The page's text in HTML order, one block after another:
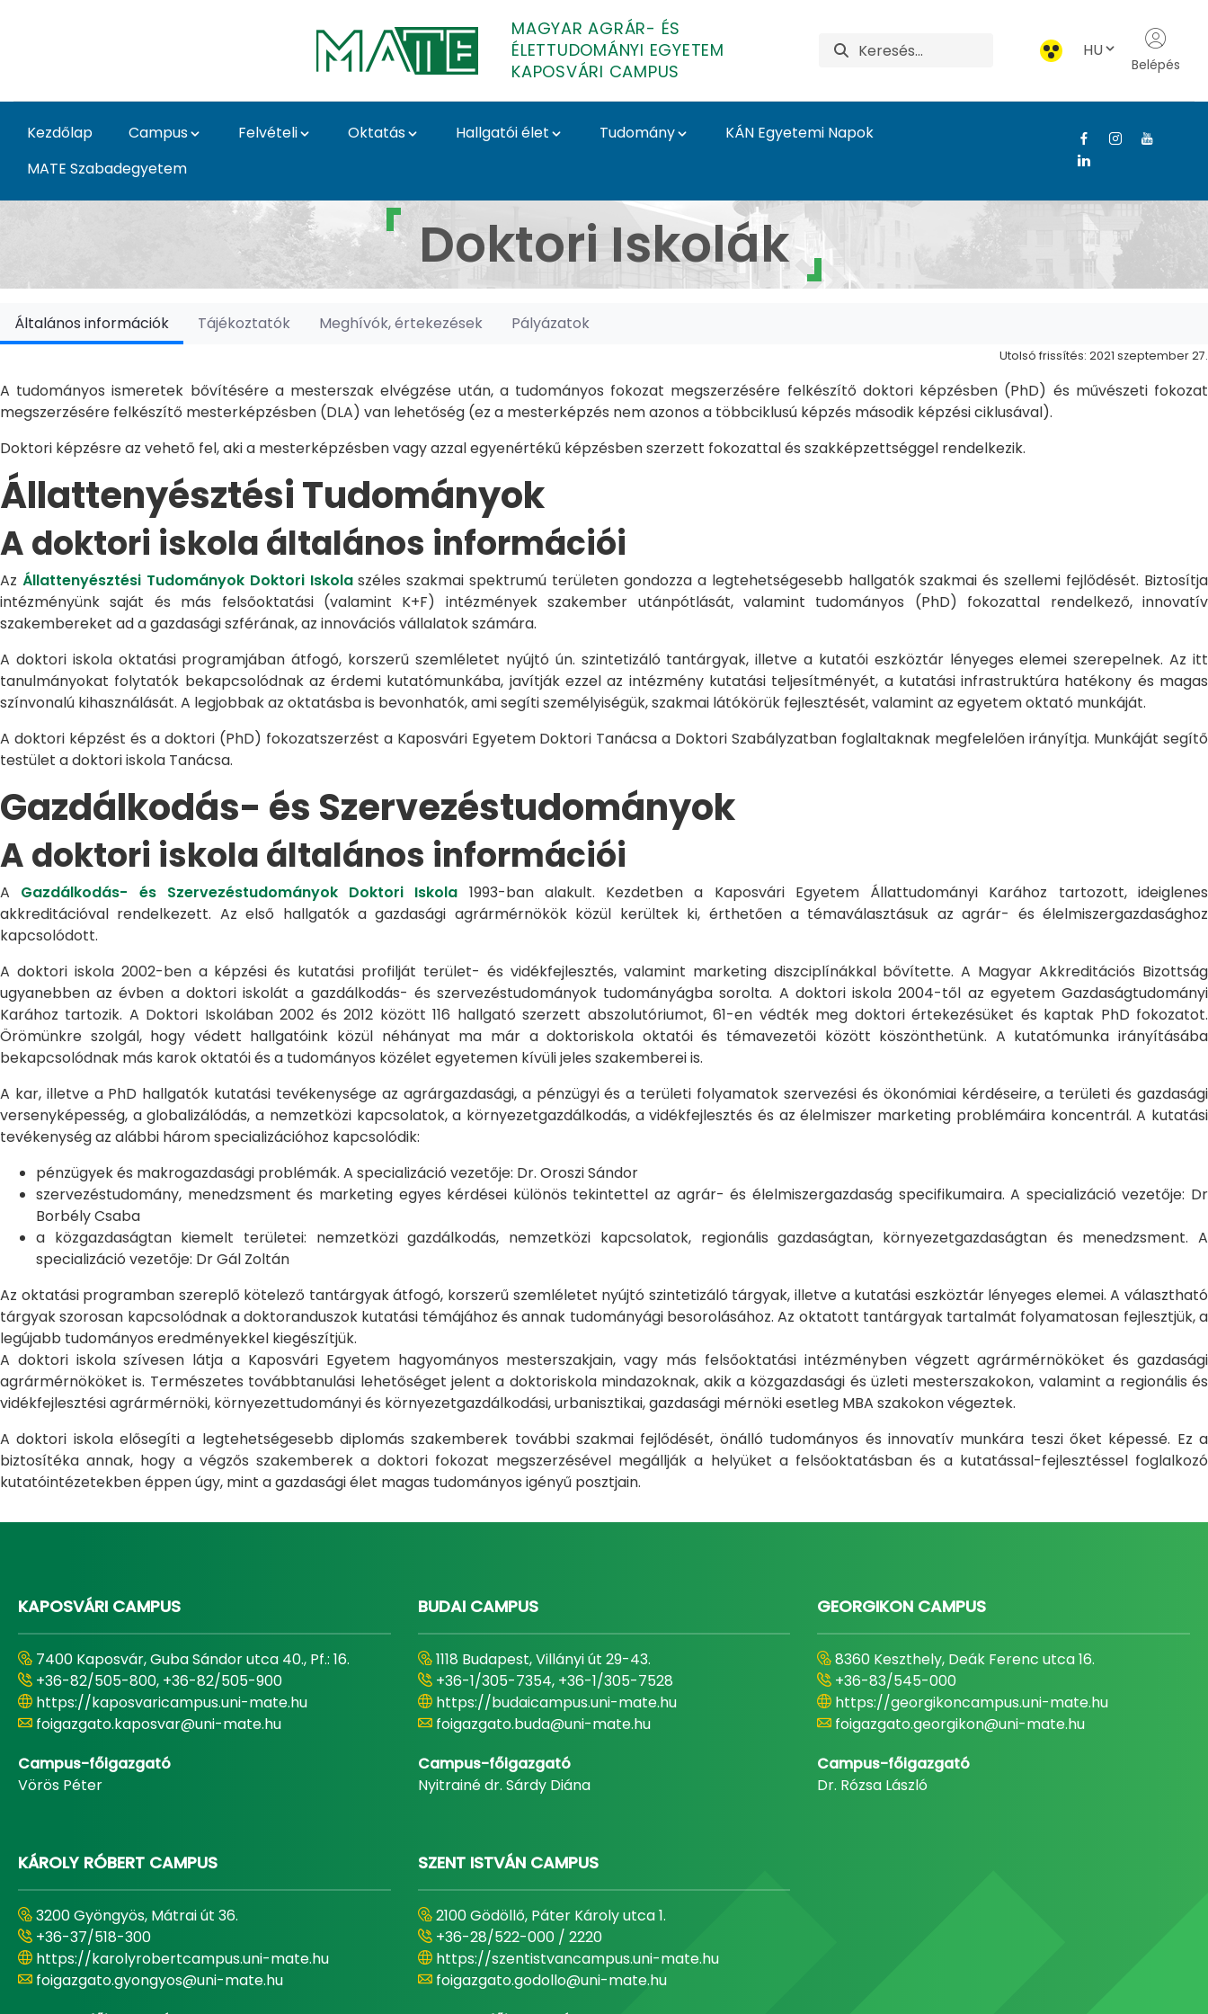
MAGYAR AGRÁR- ÉS
ÉLETTUDOMÁNYI EGYETEM
KAPOSVÁRI CAMPUS
HU
Belépés
Kezdőlap Campus Felvételi Oktatás Hallgatói élet Tudomány
KÁN Egyetemi Napok
MATE Szabadegyetem
Doktori Iskolák - Kaposvári Campus
Doktori Iskolák
Általános információk Tájékoztatók Meghívók, értekezések Pályázatok
Utolsó frissítés: 2021 szeptember 27.
A tudományos ismeretek bővítésére a mesterszak elvégzése után, a tudományos fokozat megszerzésére felkészítő doktori képzésben (PhD) és művészeti fokozat
megszerzésére felkészítő mesterképzésben (DLA) van lehetőség (ez a mesterképzés nem azonos a többciklusú képzés második képzési ciklusával).
Doktori képzésre az vehető fel, aki a mesterképzésben vagy azzal egyenértékű képzésben szerzett fokozattal és szakképzettséggel rendelkezik.
Állattenyésztési Tudományok
A doktori iskola általános információi
Az Állattenyésztési Tudományok Doktori Iskolaszéles szakmai spektrumú területen gondozza a legtehetségesebb hallgatók szakmai és szellemi fejlődését. Biztosítja
intézményünk saját és más felsőoktatási (valamint K+F) intézmények szakember utánpótlását, valamint tudományos (PhD) fokozattal rendelkező, innovatív
szakembereket ad a gazdasági szférának, az innovációs vállalatok számára.
A doktori iskola oktatási programjában átfogó, korszerű szemléletet nyújtó ún. szintetizáló tantárgyak, illetve a kutatói eszköztár lényeges elemei szerepelnek. Az itt
tanulmányokat folytatók bekapcsolódnak az érdemi kutatómunkába, javítják ezzel az intézmény kutatási teljesítményét, a kutatási infrastruktúra hatékony és magas
színvonalú kihasználását. A legjobbak az oktatásba is bevonhatók, ami segíti személyiségük, szakmai látókörük fejlesztését, valamint az egyetem oktató munkáját.
A doktori képzést és a doktori (PhD) fokozatszerzést a Kaposvári Egyetem Doktori Tanácsa a Doktori Szabályzatban foglaltaknak megfelelően irányítja. Munkáját segítő
testület a doktori iskola Tanácsa.
Gazdálkodás- és Szervezéstudományok
A doktori iskola általános információi
A Gazdálkodás- és Szervezéstudományok Doktori Iskola 1993-ban alakult. Kezdetben a Kaposvári Egyetem Állattudományi Karához tartozott, ideiglenes
akkreditációval rendelkezett. Az első hallgatók a gazdasági agrármérnökök közül kerültek ki, érthetően a témaválasztásuk az agrár- és élelmiszergazdasághoz
kapcsolódott.
A doktori iskola 2002-ben a képzési és kutatási profilját terület- és vidékfejlesztés, valamint marketing diszciplínákkal bővítette. A Magyar Akkreditációs Bizottság
ugyanebben az évben a doktori iskolát a gazdálkodás- és szervezéstudományok tudományágba sorolta. A doktori iskola 2004-től az egyetem Gazdaságtudományi
Karához tartozik. A Doktori Iskolában 2002 és 2012 között 116 hallgató szerzett abszolutóriumot, 61-en védték meg doktori értekezésüket és kaptak PhD fokozatot.
Örömünkre szolgál, hogy védett hallgatóink közül néhányat ma már a doktoriskola oktatói és témavezetői között köszönthetünk. A kutatómunka irányításába
bekapcsolódnak más karok oktatói és a tudományos közélet egyetemen kívüli jeles szakemberei is.
A kar, illetve a PhD hallgatók kutatási tevékenysége az agrárgazdasági, a pénzügyi és a területi folyamatok szervezési és ökonómiai kérdéseire, a területi és gazdasági
versenyképesség, a globalizálódás, a nemzetközi kapcsolatok, a környezetgazdálkodás, a vidékfejlesztés és az élelmiszer marketing problémáira koncentrál. A kutatási
tevékenység az alábbi három specializációhoz kapcsolódik:
pénzügyek és makrogazdasági problémák. A specializáció vezetője: Dr. Oroszi Sándor
szervezéstudomány, menedzsment és marketing egyes kérdései különös tekintettel az agrár- és élelmiszergazdaság specifikumaira. A specializáció vezetője: Dr
Borbély Csaba
a közgazdaságtan kiemelt területei: nemzetközi gazdálkodás, nemzetközi kapcsolatok, regionális gazdaságtan, környezetgazdaságtan és menedzsment. A
specializáció vezetője: Dr Gál Zoltán
Az oktatási programban szereplő kötelező tantárgyak átfogó, korszerű szemléletet nyújtó szintetizáló tárgyak, illetve a kutatási eszköztár lényeges elemei. A választható
tárgyak szorosan kapcsolódnak a doktoranduszok kutatási témájához és annak tudományági besorolásához. Az oktatott tantárgyak tartalmát folyamatosan fejlesztjük, a
legújabb tudományos eredményekkel kiegészítjük.
A doktori iskola szívesen látja a Kaposvári Egyetem hagyományos mesterszakjain, vagy más felsőoktatási intézményben végzett agrármérnököket és gazdasági
agrármérnököket is. Természetes továbbtanulási lehetőséget jelent a doktoriskola mindazoknak, akik a közgazdasági és üzleti mesterszakokon, valamint a regionális és
vidékfejlesztési agrármérnöki, környezettudományi és környezetgazdálkodási, urbanisztikai, gazdasági mérnöki esetleg MBA szakokon végeztek.
A doktori iskola elősegíti a legtehetségesebb diplomás szakemberek további szakmai fejlődését, önálló tudományos és innovatív munkára teszi őket képessé. Ez a
biztosítéka annak, hogy a végzős szakemberek a doktori fokozat megszerzésével megállják a helyüket a felsőoktatásban és a kutatással-fejlesztéssel foglalkozó
kutatóintézetekben éppen úgy, mint a gazdasági élet magas tudományos igényű posztjain.
KAPOSVÁRI CAMPUS
7400 Kaposvár, Guba Sándor utca 40., Pf.: 16.
+36-82/505-800, +36-82/505-900
https://kaposvaricampus.uni-mate.hu
foigazgato.kaposvar@uni-mate.hu
Campus-főigazgató
Vörös Péter
BUDAI CAMPUS
1118 Budapest, Villányi út 29-43.
+36-1/305-7354, +36-1/305-7528
https://budaicampus.uni-mate.hu
foigazgato.buda@uni-mate.hu
Campus-főigazgató
Nyitrainé dr. Sárdy Diána
GEORGIKON CAMPUS
8360 Keszthely, Deák Ferenc utca 16.
+36-83/545-000
https://georgikoncampus.uni-mate.hu
foigazgato.georgikon@uni-mate.hu
Campus-főigazgató
Dr. Rózsa László
KÁROLY RÓBERT CAMPUS
3200 Gyöngyös, Mátrai út 36.
+36-37/518-300
https://karolyrobertcampus.uni-mate.hu
foigazgato.gyongyos@uni-mate.hu
SZENT ISTVÁN CAMPUS
2100 Gödöllő, Páter Károly utca 1.
+36-28/522-000 / 2220
https://szentistvancampus.uni-mate.hu
foigazgato.godollo@uni-mate.hu